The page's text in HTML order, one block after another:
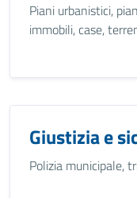
Piani urbanistici,
immobili, case,
Giustizia e
Polizia municipale,